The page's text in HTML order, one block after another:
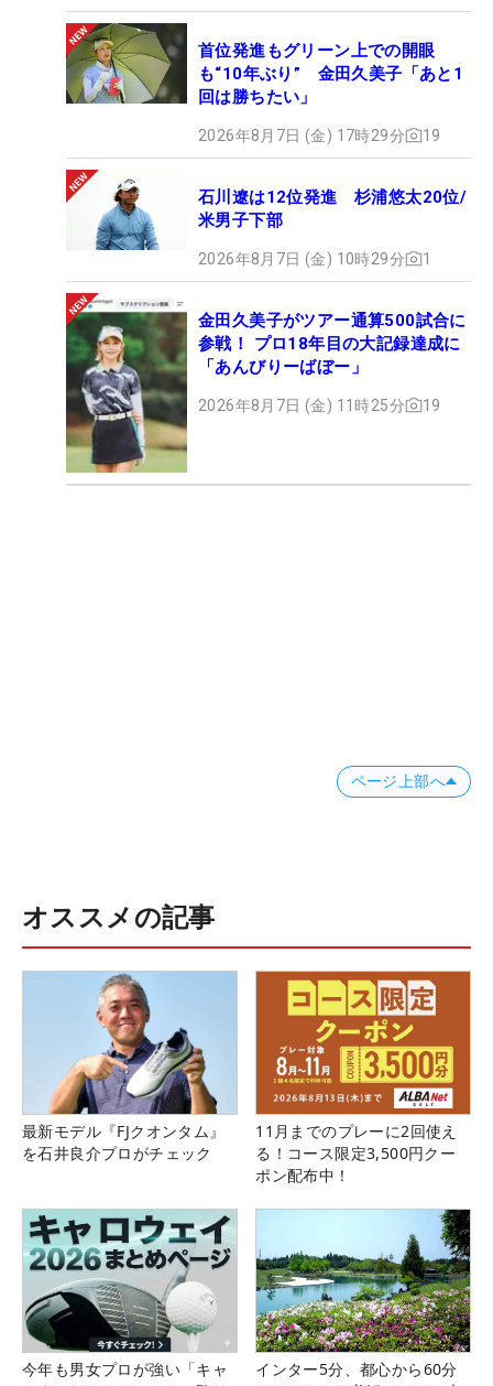
首位発進もグリーン上での開眼
も“10年ぶり” 金田久美子「あと1
回は勝ちたい」
2026年8月7日 (金) 17時29分 19
石川遼は12位発進 杉浦悠太20位/
米男子下部
2026年8月7日 (金) 10時29分 1
金田久美子がツアー通算500試合に
参戦！ プロ18年目の大記録達成に
「あんびりーばぼー」
2026年8月7日 (金) 11時25分 19
ページ上部へ
オススメの記事
最新モデル『FJクオンタム』
を石井良介プロがチェック
11月までのプレーに2回使え
る！コース限定3,500円クー
ポン配布中！
今年も男女プロが強い「キャ
インター5分、都心から60分